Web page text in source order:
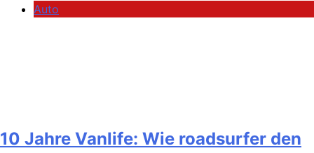
Auto
10 Jahre Vanlife: Wie roadsurfer den